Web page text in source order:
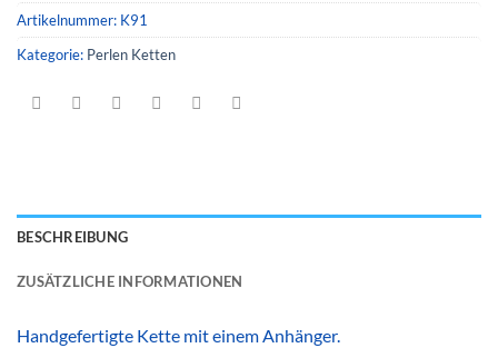
Artikelnummer: K91
Kategorie: Perlen Ketten
BESCHREIBUNG
ZUSÄTZLICHE INFORMATIONEN
Handgefertigte Kette mit einem Anhänger.